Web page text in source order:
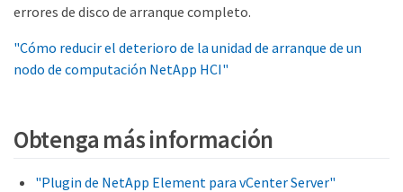
errores de disco de arranque completo.
"Cómo reducir el deterioro de la unidad de arranque de un
nodo de computación NetApp HCI"
Obtenga más información
"Plugin de NetApp Element para vCenter Server"